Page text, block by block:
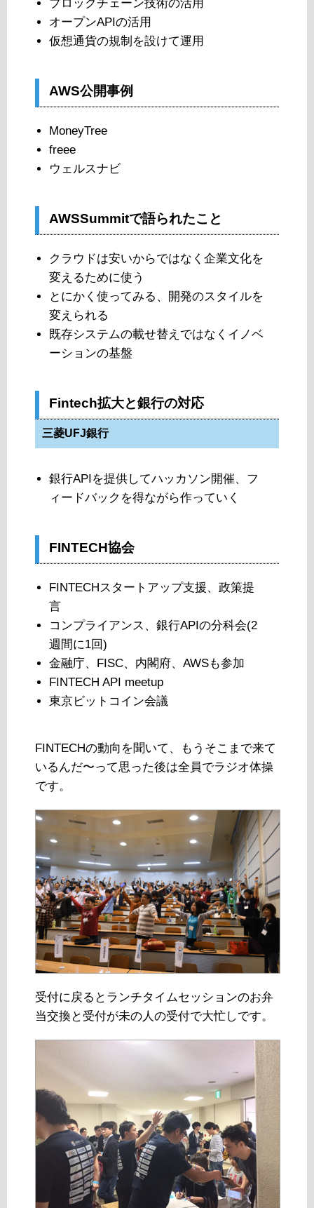
ブロックチェーン技術の活用
オープンAPIの活用
仮想通貨の規制を設けて運用
AWS公開事例
MoneyTree
freee
ウェルスナビ
AWSSummitで語られたこと
クラウドは安いからではなく企業文化を
変えるために使う
とにかく使ってみる、開発のスタイルを
変えられる
既存システムの載せ替えではなくイノベ
ーションの基盤
Fintech拡大と銀行の対応
三菱UFJ銀行
銀行APIを提供してハッカソン開催、フ
ィードバックを得ながら作っていく
FINTECH協会
FINTECHスタートアップ支援、政策提
言
コンプライアンス、銀行APIの分科会(2
週間に1回)
金融庁、FISC、内閣府、AWSも参加
FINTECH API meetup
東京ビットコイン会議
FINTECHの動向を聞いて、もうそこまで来て
いるんだ〜って思った後は全員でラジオ体操
です。
受付に戻るとランチタイムセッションのお弁
当交換と受付が未の人の受付で大忙しです。